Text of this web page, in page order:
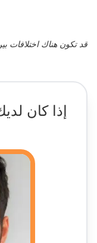
قد تكون هناك اختلافات
إذا كان